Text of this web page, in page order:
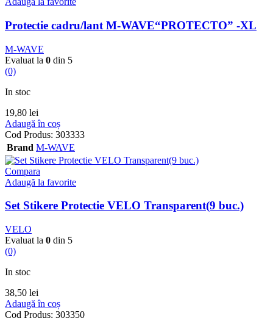
Protectie cadru/lant M-WAVE“PROTECTO” -XL
M-WAVE
Evaluat la 0 din 5
(0)
In stoc
19,80 lei
Adaugă în coș
Cod Produs: 303333
Brand M-WAVE
Compara
Adaugă la favorite
Set Stikere Protectie VELO Transparent(9 buc.)
VELO
Evaluat la 0 din 5
(0)
In stoc
38,50 lei
Adaugă în coș
Cod Produs: 303350